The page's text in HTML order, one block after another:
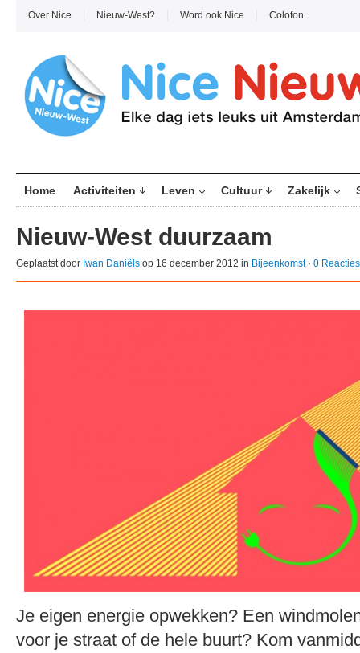
Over Nice Nieuw-West? Word ook Nice Colofon
Home Activiteiten Leven Cultuur Zakelijk
Nieuw-West duurzaam
Geplaatst door Iwan Daniëls op 16 december 2012 in Bijeenkomst· 0 Reacties
Je eigen energie opwekken? Een
voor je straat of de hele buurt? Kom